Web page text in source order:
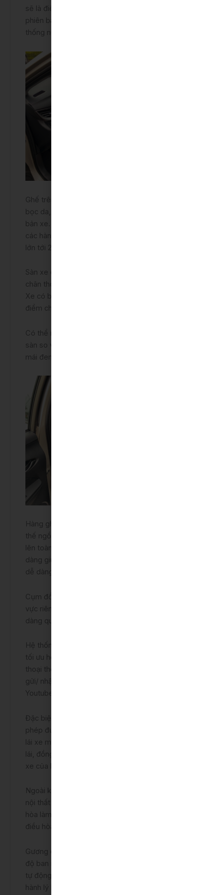
sẽ là điều hòa chỉnh tay dạng núm xoay còn trên
phiên bản G và GR-S sẽ là điều hòa tự động với hệ
thống nút bấm.
Ghế trên xe Toyota Vios E 2022 số sàn sẽ được
bọc da, tuy nhiên chất liệu của da sẽ tùy vào phiên
bản xe. Không gian xe cũng như khoảng cách giữa
các hàng ghế rất rộng rãi nhờ vào chiều dài cơ sở
lớn tới 2.550 mm.
Sàn xe dạng phẳng, không gồ ghề giúp khoảng để
chân thoáng hơn, ở cả vị trí ngồi giữa hàng ghế hai.
Xe có bệ tỳ tay phía sau và dây đai an toàn ba
điểm cho cả 5 vị trí ngồi.
Có thể nói đây là một điểm lợi thế của Vios E số
sàn so với đối thủ cùng phân khúc nhờ vào sự thoải
mái đem lại khi di chuyển trên đường dài.
Hàng ghế sau được thiết kế tạo cho hành khách tư
thế ngồi thoải mái hơn, đồng thời giảm áp lực tối đa
lên toàn bộ cơ thể. Ghế sau có thể gập 60:40 dễ
dàng giúp việc chuyên chở các hành lý cồng kềnh
dễ dàng hơn bao giờ hết.
Cụm đồng hồ với thiết kế dạng 3D chia làm 3 khu
vực riêng biệt, hiển thị rõ ràng giúp người lái dễ
dàng quan sát thông tin.
Hệ thống giải trí trên xe Toyota Vios số sàn được
tối ưu hóa trên màn hình cảm ứng với kết nối điện
thoại thông minh cho phép bạn bắt đầu cuộc gọi,
gửi/ nhận tin nhắn văn bản, nghe nhạc và truy cập
Youtube.
Đặc biệt, Carplay cũng tương thích với Siri, cho
phép đưa ra yêu cầu bạn muốn hoặc cần trong khi
lái xe mà không cần rời mắt khỏi tay hoặc rời tay
lái, đồng thời hoạt động với các nút và nút bấm trên
xe của bạn.
Ngoài không gian ghế rộng rãi, khoang lái tiện nghi,
nội thất Vios 2022 còn có ưu điểm là hệ thống điều
hòa làm lạnh nhanh, dù không được bố trí cửa gió
điều hòa cho hàng ghế phía sau.
Gương chiếu hậu trong xe có thể điều chỉnh 2 chế
độ ban ngày và ban đêm. Cửa kính điều chỉnh điện,
tự động lên và chống kẹt ở ghế người lái. Khoang
hành lý khá dài đem đến khả năng chở được những